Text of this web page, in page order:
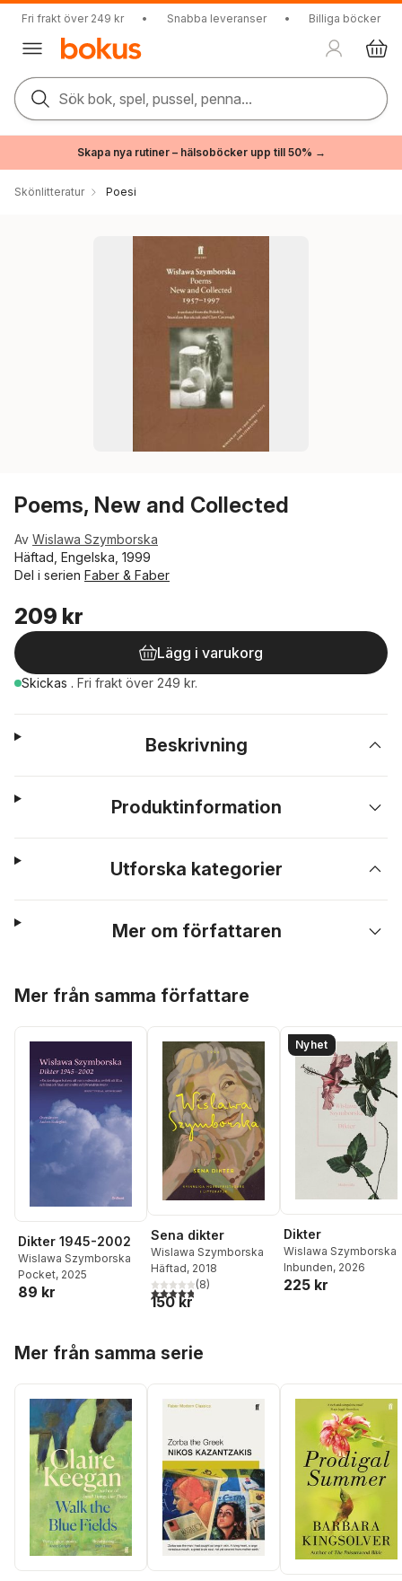
Fri frakt över 249 kr • Snabba leveranser • Billiga böcker
Sök bok, spel, pussel, penna...
Skapa nya rutiner – hälsoböcker upp till 50% →
Skönlitteratur Poesi
Poems, New and Collected
Av Wislawa Szymborska
Häftad, Engelska, 1999
Del i serien Faber & Faber
209 kr
Lägg i varukorg
Skickas . Fri frakt över 249 kr.
Beskrivning
Produktinformation
Utforska kategorier
Mer om författaren
Mer från samma författare
Dikter 1945-2002
Wislawa Szymborska
Pocket, 2025
89 kr
Sena dikter
Wislawa Szymborska
Häftad, 2018
4,8utav 5 stjärnor. Totalt antal röster:
(8)
150 kr
Nyhet
Dikter
Wislawa Szymborska
Inbunden, 2026
225 kr
Mer från samma serie